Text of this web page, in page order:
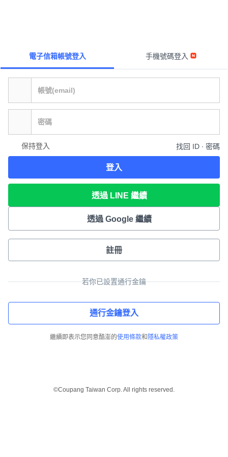
電子信箱帳號登入 手機號碼登入
保持登入 找回 ID ∙ 密碼
登入
透過 LINE 繼續
透過 Google 繼續
註冊
若你已設置通行金鑰
通行金鑰登入
繼續即表示您同意酷澎的使用條款和 隱私權政策
©Coupang Taiwan Corp. All rights reserved.